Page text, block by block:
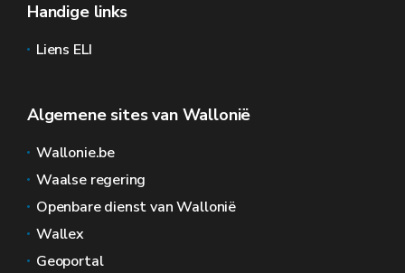
Handige links
Liens ELI
Algemene sites van Wallonië
Wallonie.be
Waalse regering
Openbare dienst van Wallonië
Wallex
Geoportal